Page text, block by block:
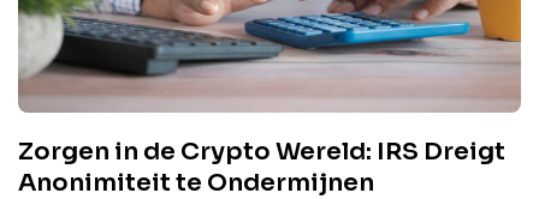
Zorgen in de Crypto Wereld: IRS Dreigt
Anonimiteit te Ondermijnen